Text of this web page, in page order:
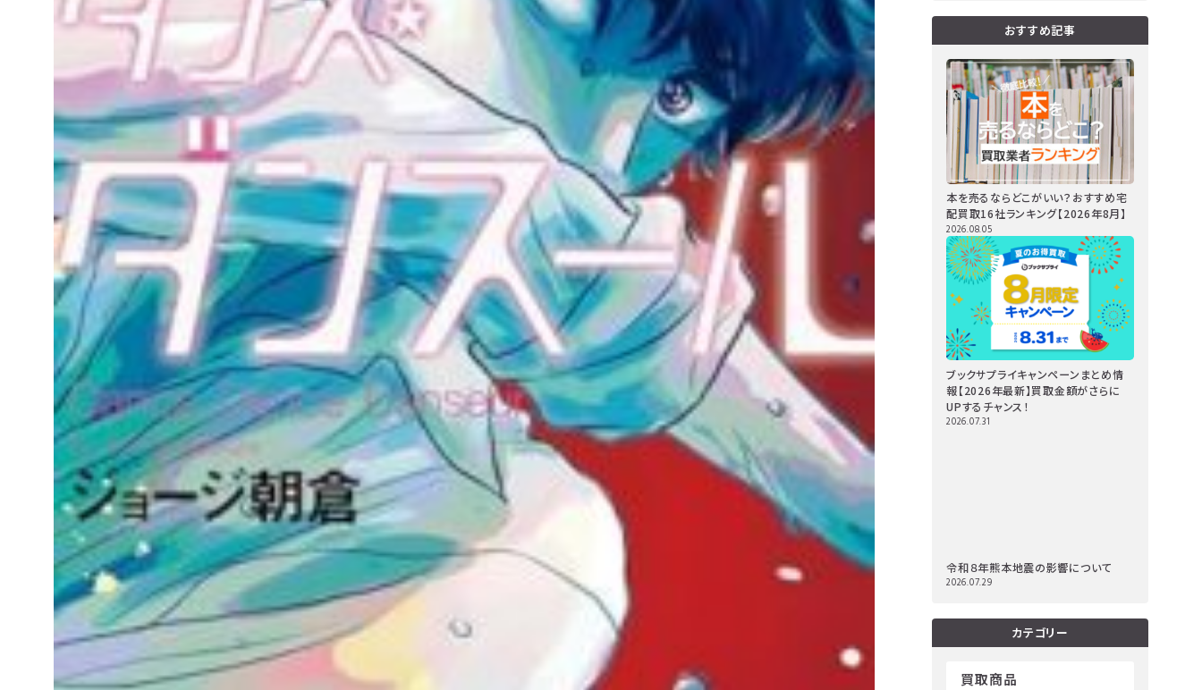
おすすめ記事
本を売るならどこがいい？おすすめ宅
配買取16社ランキング【2026年8月】
2026.08.05
ブックサプライキャンペーンまとめ情
報【2026年最新】買取金額がさらに
UPするチャンス！
2026.07.31
令和８年熊本地震の影響について
2026.07.29
カテゴリー
買取商品